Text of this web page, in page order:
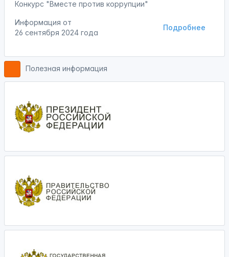
Конкурс "Вместе против коррупции"
Подробнее
Информация от
26 сентября 2024 года
Полезная информация